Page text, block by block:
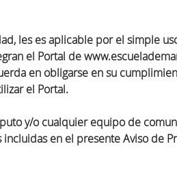
les es aplicable por el simple
el Portal de
en obligarse en su
el Portal.
y/o cualquier equipo de
en el presente Aviso de